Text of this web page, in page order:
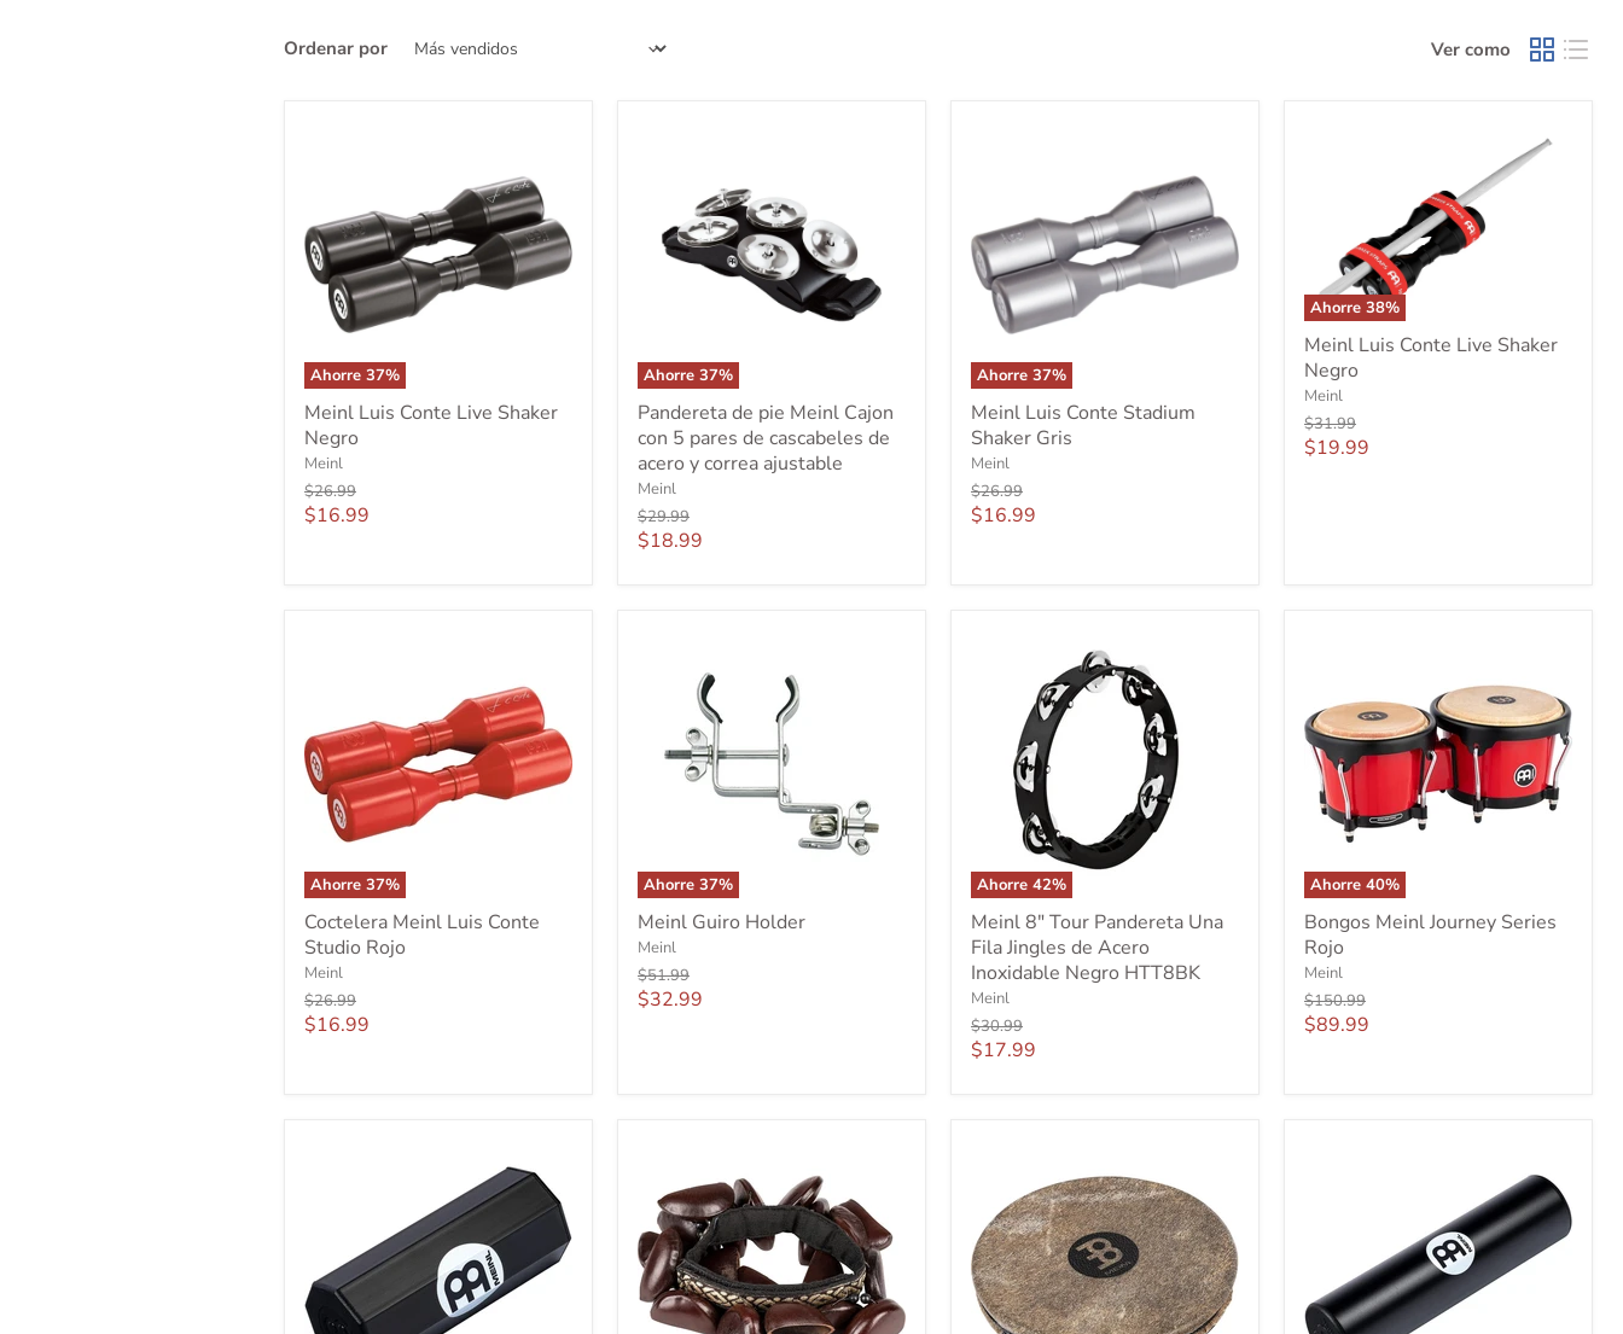
Ordenar por Ver como
Ahorre 37%
Meinl
Luis
Conte
Live
Shaker
Negro
Meinl Luis Conte Live Shaker
Negro
Meinl
Precio
original
$26.99
Precio
$16.99
Ahorre 37%
Pandereta
de
pie
Meinl
Cajon
con
5
pares
ajustable
Pandereta de pie Meinl Cajon
con 5 pares de cascabeles de
acero y correa ajustable
Meinl
Precio
original
$29.99
Precio
$18.99
Ahorre 37%
Meinl
Luis
Conte
Stadium
Shaker
Gris
Meinl Luis Conte Stadium
Shaker Gris
Meinl
Precio
original
$26.99
Precio
$16.99
Ahorre 38%
Meinl
Luis
Conte
Live
Shaker
Negro
Meinl Luis Conte Live Shaker
Negro
Meinl
Precio
original
$31.99
Precio
$19.99
Ahorre 37%
Coctelera
Meinl
Luis
Conte
Studio
Rojo
Coctelera Meinl Luis Conte
Studio Rojo
Meinl
Precio
original
$26.99
Precio
$16.99
Ahorre 37%
Meinl
Guiro
Holder
Meinl Guiro Holder
Meinl
Precio
original
$51.99
Precio
$32.99
Ahorre 42%
Meinl
8"
Tour
Pandereta
Una
Fila
Jingles
de
Meinl 8" Tour Pandereta Una
Fila Jingles de Acero
Inoxidable Negro HTT8BK
Meinl
Precio
original
$30.99
Precio
$17.99
Ahorre 40%
Bongos
Meinl
Journey
Series
Rojo
Bongos Meinl Journey Series
Rojo
Meinl
Precio
original
$150.99
Precio
$89.99